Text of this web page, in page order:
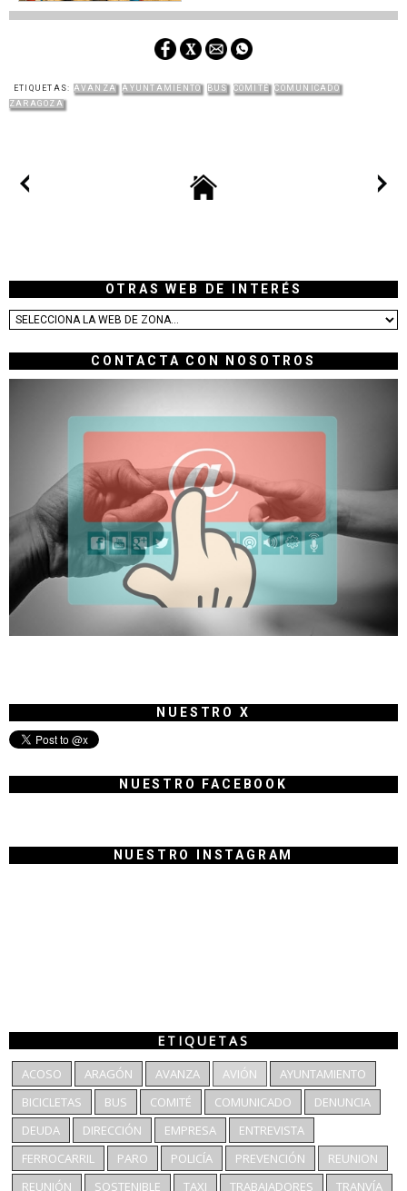
ETIQUETAS: AVANZA AYUNTAMIENTO BUS COMITÉ
COMUNICADO
ZARAGOZA
OTRAS WEB DE INTERÉS
CONTACTA CON NOSOTROS
NUESTRO X
NUESTRO FACEBOOK
NUESTRO INSTAGRAM
ETIQUETAS
ACOSO ARAGÓN AVANZA AVIÓN
AYUNTAMIENTO
BICICLETAS
BUS COMITÉ COMUNICADO
DENUNCIA
DEUDA
DIRECCIÓN EMPRESA
ENTREVISTA
FERROCARRIL
PARO POLICÍA PREVENCIÓN
REUNION
REUNIÓN
SOSTENIBLE TAXI TRABAJADORES TRANVÍA